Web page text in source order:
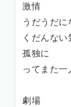
激情
うだうだに
くだんな
孤独に
ってまた一
劇場